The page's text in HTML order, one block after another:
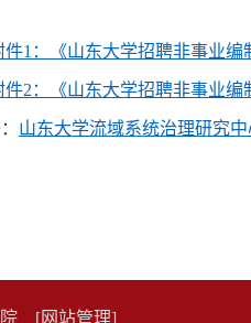
件1：《山东大学招聘非事业编
件2：《山东大学招聘非事业
山东大学流域系统治理研究
院 [网站管理]